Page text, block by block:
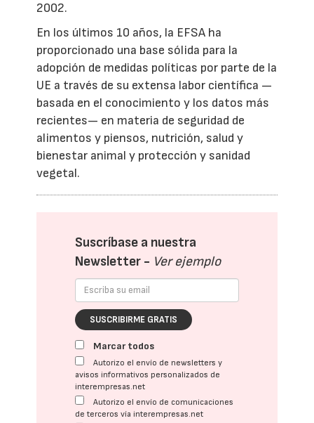
2002.
En los últimos 10 años, la EFSA ha
proporcionado una base sólida para la
adopción de medidas políticas por parte de la
UE a través de su extensa labor científica —
basada en el conocimiento y los datos más
recientes— en materia de seguridad de
alimentos y piensos, nutrición, salud y
bienestar animal y protección y sanidad
vegetal.
Suscríbase a nuestra
Newsletter - Ver ejemplo
SUSCRIBIRME GRATIS
Marcar todos
Autorizo el envío de newsletters y
avisos informativos personalizados de
interempresas.net
Autorizo el envío de comunicaciones
de terceros vía interempresas.net